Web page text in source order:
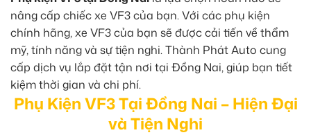
nâng cấp chiếc xe VF3 của bạn. Với các phụ kiện
chính hãng, xe VF3 của bạn sẽ được cải tiến về thẩm
mỹ, tính năng và sự tiện nghi. Thành Phát Auto cung
cấp dịch vụ lắp đặt tận nơi tại Đồng Nai, giúp bạn tiết
kiệm thời gian và chi phí.
Phụ Kiện VF3 Tại Đồng Nai – Hiện Đại
và Tiện Nghi